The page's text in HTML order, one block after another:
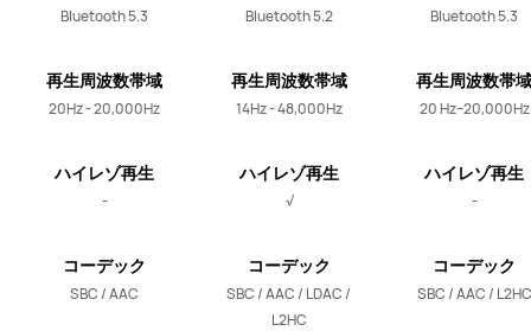
Bluetooth 5.3
再生周波数帯域
20Hz - 20,000Hz
ハイレゾ再生
-
コーデック
SBC / AAC
Bluetooth 5.2
再生周波数帯域
14Hz - 48,000Hz
ハイレゾ再生
√
コーデック
SBC / AAC / LDAC /
L2HC
Bluetooth 5.3
再生周波数帯域
20 Hz–20,000Hz
ハイレゾ再生
-
コーデック
SBC / AAC / L2HC